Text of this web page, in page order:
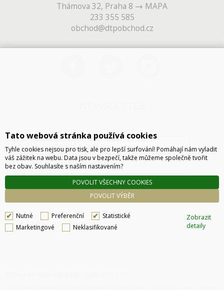
Thámova 32, Praha 8
MAPA
233 355 585
obchod@dtpobchod.cz
ODESLAT
Tato webová stránka používá cookies
Tyhle cookies nejsou pro tisk, ale pro lepší surfování! Pomáhají nám vyladit
váš zážitek na webu. Data jsou v bezpečí, takže můžeme společně tvořit
bez obav. Souhlasíte s naším nastavením?
POVOLIT VÝBĚR
POVOLIT VŠECHNY COOKIES
Nutné Preferenční
Statistické
Marketingové
Neklasifikované
Zobrazit
detaily